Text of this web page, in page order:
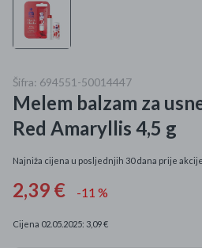
Specijalne kategorije
Kišobrani akcija
Ograničena cijena
Šifra: 694551-50014447
Melem balzam za
Red Amaryllis 4,5 g
Najniža cijena u posljednjih 30 dana prije
2,39 € -11 %
Cijena 02.05.2025: 3,09 €